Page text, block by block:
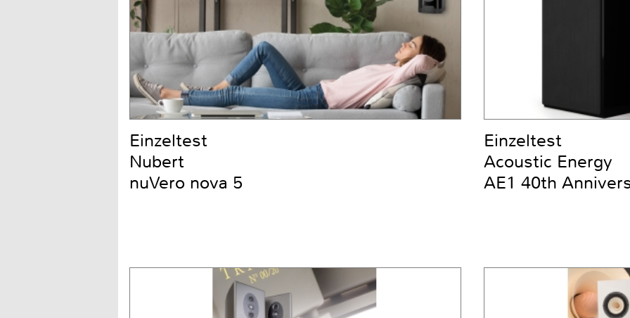
Einzeltest
Nubert
nuVero nova 5
Einzeltest
Acoustic Energy
AE1 40th